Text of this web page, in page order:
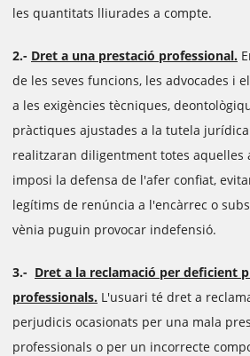
les quantitats lliurades a compte.
2.- Dret a una prestació professional.
de les seves funcions, les advocades i
a les exigències tècniques,
pràctiques ajustades a la tutela
realitzaran diligentment totes aquelles
imposi la defensa de l'afer confiat,
legítims de renúncia a l'encàrrec o
vènia puguin provocar indefensió.
3.- Dret a la reclamació per deficient
professionals. L'usuari té dret a
perjudicis ocasionats per una mala
professionals o per un incorrecte